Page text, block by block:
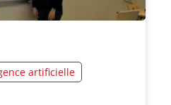
artificielle